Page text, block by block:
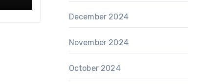
December 2024
November 2024
October 2024